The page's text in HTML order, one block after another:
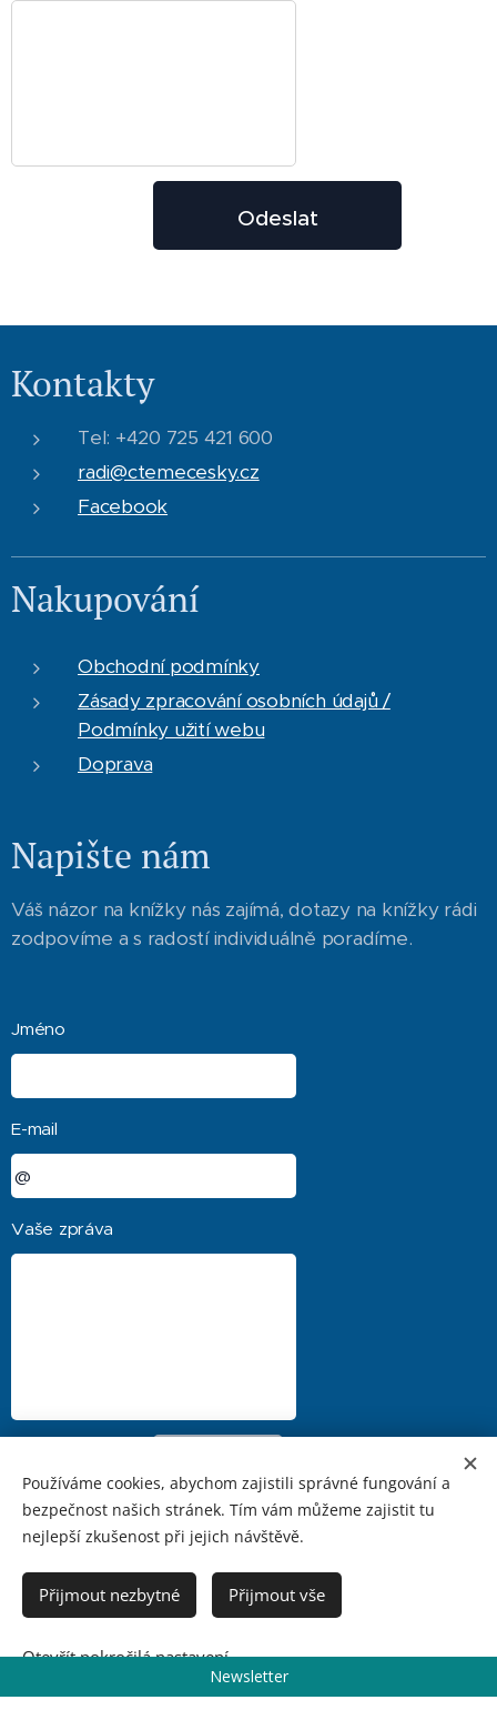
Vyprodáno
Odeslat
Kontakty
Tel: +420 725 421 600
radi@ctemecesky.cz
Facebook
Nakupování
Obchodní podmínky
Zásady zpracování osobních údajů /
Podmínky užití webu
Doprava
Napište nám
Váš názor na knížky nás zajímá, dotazy na knížky rádi
zodpovíme a s radostí individuálně poradíme.
Jméno
E-mail
Vaše zpráva
Používáme cookies, abychom zajistili správné fungování a
bezpečnost našich stránek. Tím vám můžeme zajistit tu
nejlepší zkušenost při jejich návštěvě.
Přijmout nezbytné Přijmout vše
Otevřít pokročilá nastavení
Newsletter